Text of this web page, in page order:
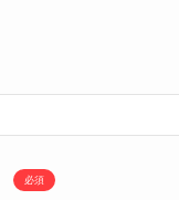
必須